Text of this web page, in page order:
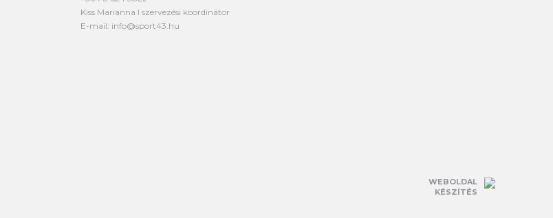
Kiss Marianna I szervezési koordinátor
E-mail: info@sport43.hu
WEBOLDAL
KÉSZÍTÉS